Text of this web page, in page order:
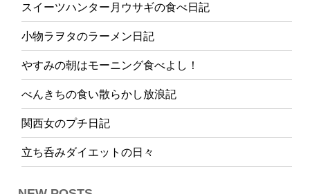
スイーツハンター月ウサギの食べ日記
小物ラヲタのラーメン日記
やすみの朝はモーニング食べよし！
べんきちの食い散らかし放浪記
関西女のプチ日記
立ち呑みダイエットの日々